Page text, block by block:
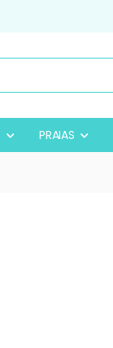
PRAIAS